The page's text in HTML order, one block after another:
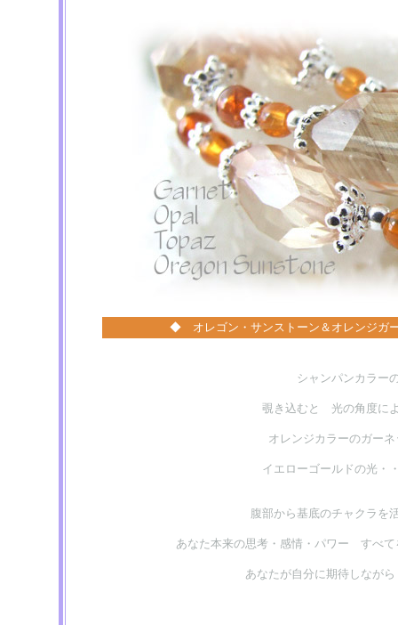
◆ オレゴン・サンストーン＆オレンジガ
シャンパンカラー
覗き込むと 光の角度に
オレンジカラーのガー
イエローゴールドの光・
腹部から基底のチャクラ
あなた本来の思考・感情・パワー すべ
あなたが自分に期待しなが